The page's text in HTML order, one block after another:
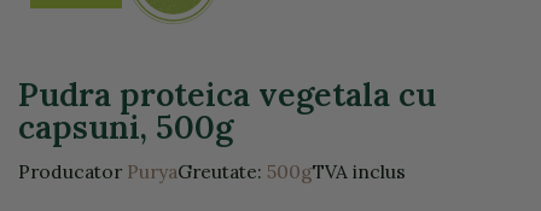
Pudra proteica vegetala cu
capsuni, 500g
Producator PuryaGreutate: 500gTVA inclus